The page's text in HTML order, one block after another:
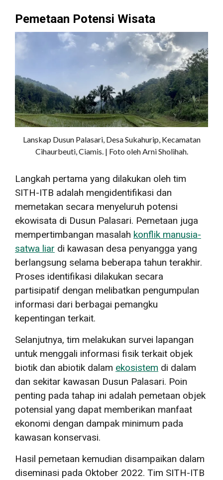
Pemetaan Potensi Wisata
Lanskap Dusun Palasari, Desa Sukahurip, Kecamatan
Cihaurbeuti, Ciamis. | Foto oleh Arni Sholihah.
Langkah pertama yang dilakukan oleh tim
SITH-ITB adalah mengidentifikasi dan
memetakan secara menyeluruh potensi
ekowisata di Dusun Palasari. Pemetaan juga
mempertimbangan masalah konflik manusia-
satwa liar di kawasan desa penyangga yang
berlangsung selama beberapa tahun terakhir.
Proses identifikasi dilakukan secara
partisipatif dengan melibatkan pengumpulan
informasi dari berbagai pemangku
kepentingan terkait.
Selanjutnya, tim melakukan survei lapangan
untuk menggali informasi fisik terkait objek
biotik dan abiotik dalam ekosistem di dalam
dan sekitar kawasan Dusun Palasari. Poin
penting pada tahap ini adalah pemetaan objek
potensial yang dapat memberikan manfaat
ekonomi dengan dampak minimum pada
kawasan konservasi.
Hasil pemetaan kemudian disampaikan dalam
diseminasi pada Oktober 2022. Tim SITH-ITB